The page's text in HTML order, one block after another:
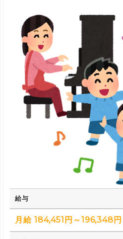
給与
月給 184,451円～196,348円